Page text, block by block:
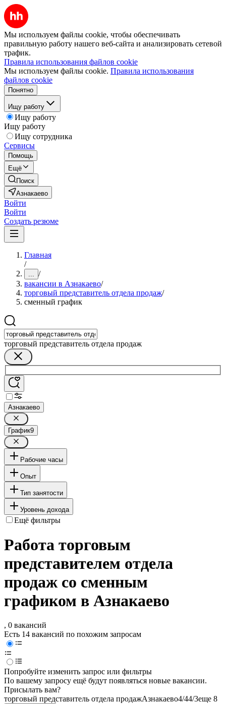
Мы используем файлы cookie, чтобы обеспечивать
правильную работу нашего веб-сайта и анализировать сетевой
трафик.
Правила использования файлов cookie
Мы используем файлы cookie. Правила использования
файлов cookie
Понятно
Ищу работу
Ищу работу
Ищу работу
Ищу сотрудника
Сервисы
Помощь
Ещё
Поиск
Азнакаево
Войти
Войти
Создать резюме
Главная
/
... /
вакансии в Азнакаево/
торговый представитель отдела продаж/
сменный график
торговый представитель отдела продаж
Азнакаево
График9
Рабочие часы
Опыт
Тип занятости
Уровень дохода
Ещё фильтры
Работа торговым
представителем отдела
продаж со сменным
графиком в Азнакаево
, 0 вакансий
Есть 14 вакансий по похожим запросам
Попробуйте изменить запрос или фильтры
По вашему запросу ещё будут появляться новые вакансии.
Присылать вам?
торговый представитель отдела продажАзнакаево4/44/3еще 8